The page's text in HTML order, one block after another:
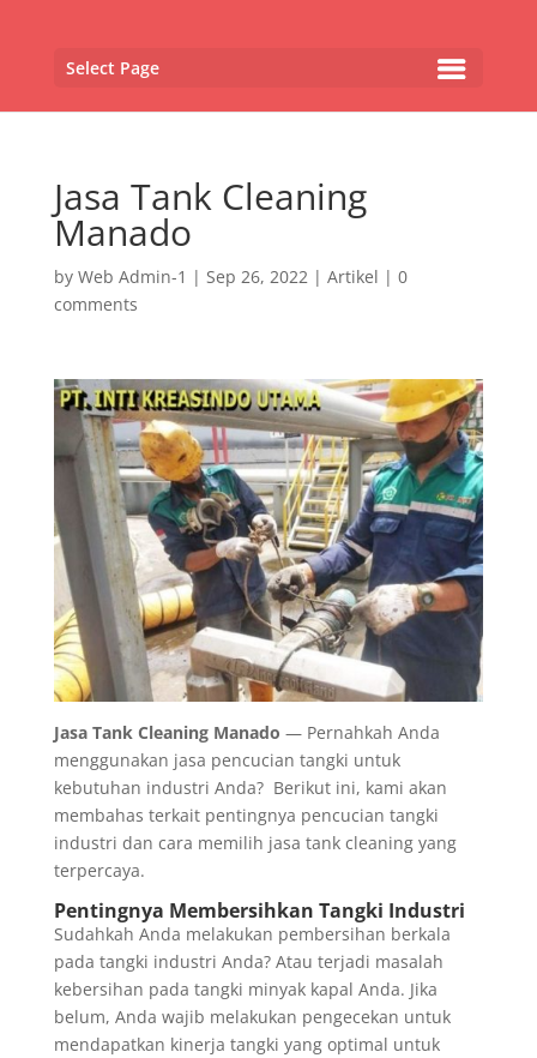
Select Page
Jasa Tank Cleaning
Manado
by Web Admin-1 | Sep 26, 2022| Artikel | 0
comments
Jasa Tank Cleaning Manado — Pernahkah Anda
menggunakan jasa pencucian tangki untuk
kebutuhan industri Anda? Berikut ini, kami akan
membahas terkait pentingnya pencucian tangki
industri dan cara memilih jasa tank cleaning yang
terpercaya.
Pentingnya Membersihkan Tangki Industri
Sudahkah Anda melakukan pembersihan berkala
pada tangki industri Anda? Atau terjadi masalah
kebersihan pada tangki minyak kapal Anda. Jika
belum, Anda wajib melakukan pengecekan untuk
mendapatkan kinerja tangki yang optimal untuk